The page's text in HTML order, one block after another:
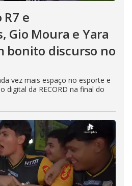
e
Gio Moura e Yara
bonito discurso no
vez mais espaço no esporte e
digital da RECORD na final do